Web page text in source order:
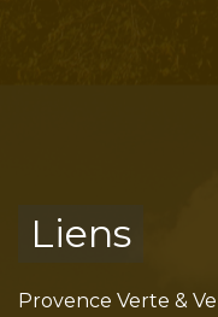
Liens
Provence Verte &